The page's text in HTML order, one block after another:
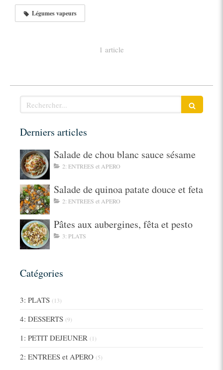
Légumes vapeurs
1 article
Rechercher
Derniers articles
Salade de chou blanc sauce sésame
2: ENTREES et APERO
Salade de quinoa patate douce et feta
2: ENTREES et APERO
Pâtes aux aubergines, fêta et pesto
3: PLATS
Catégories
3: PLATS (13)
4: DESSERTS (9)
1: PETIT DEJEUNER (1)
2: ENTREES et APERO (5)